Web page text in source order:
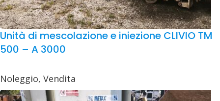
Unità di mescolazione e iniezione CLIVIO TM
500 – A 3000
Noleggio, Vendita